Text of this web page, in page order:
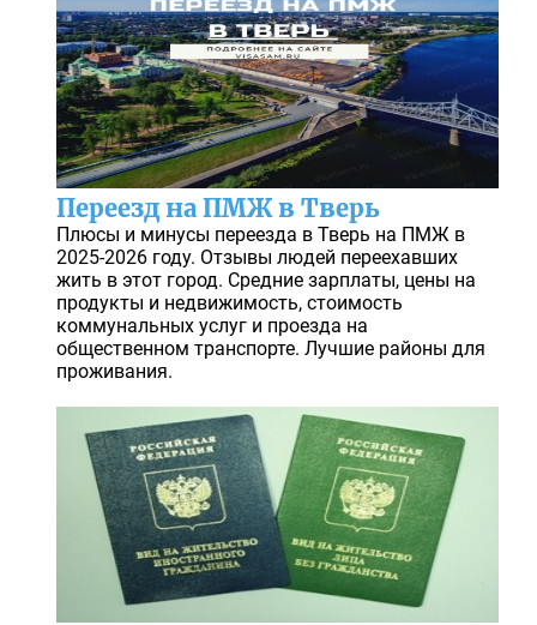
Переезд на ПМЖ в Тверь
Плюсы и минусы переезда в Тверь на ПМЖ в
2025-2026 году. Отзывы людей переехавших
жить в этот город. Средние зарплаты, цены на
продукты и недвижимость, стоимость
коммунальных услуг и проезда на
общественном транспорте. Лучшие районы для
проживания.